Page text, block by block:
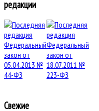
редакции
Свежие